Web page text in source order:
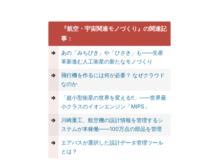
『航空・宇宙関連モノづくり』の関連記
事：
⇒
あの「みちびき」や「ひさき」も――生産
革新進む人工衛星の新たなモノづくり
⇒
飛行機を作るには何が必要？ なぜクラウド
なのか
⇒
「超小型衛星の世界を変える!!」――世界最
小クラスのイオンエンジン「MIPS」
⇒
川崎重工、航空機の設計情報を管理するシ
ステムが本稼働――100万点の部品を管理
⇒
エアバスが選択した設計データ管理ツール
とは？